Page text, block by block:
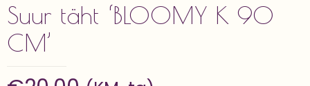
Suur täht ‘BLOOMY K 90
CM’